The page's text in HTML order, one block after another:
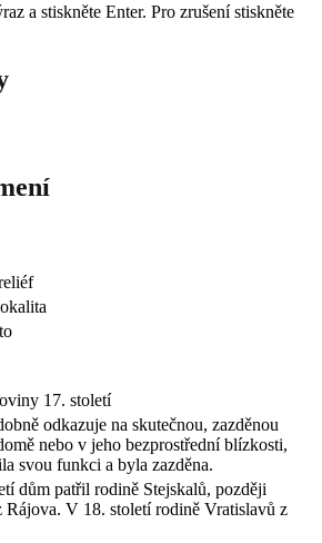
a stiskněte Enter. Pro zrušení stiskněte
17. století
odkazuje na skutečnou, zazděnou
nebo v jeho bezprostřední blízkosti,
svou funkci a byla zazděna.
dům patřil rodině Stejskalů, později
Rájova. V 18. století rodině Vratislavů z